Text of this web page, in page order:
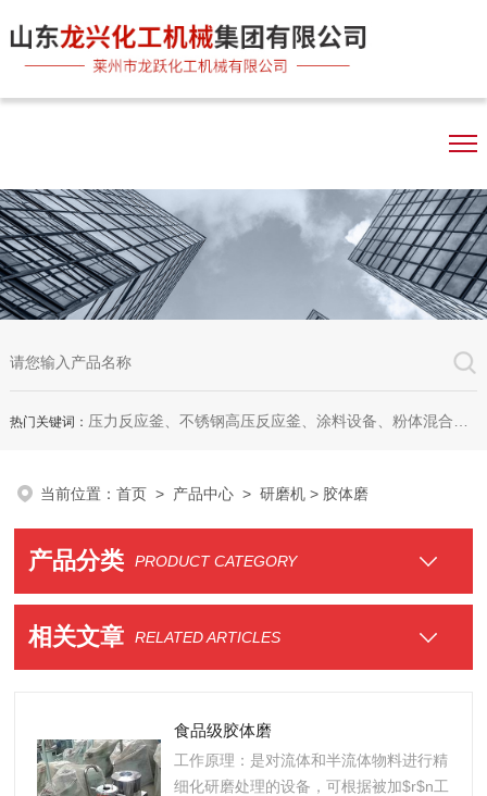
热门关键词： 压力反应釜、不锈钢高压反应釜、涂料设备、粉体混合机、双行星混合机、卧式砂磨机、实验室砂磨机
当前位置：首页 > 产品中心 >研磨机 > 胶体磨
产品分类 PRODUCT CATEGORY
相关文章 RELATED ARTICLES
食品级胶体磨
工作原理：是对流体和半流体物料进行精
细化研磨处理的设备，可根据被加$r$n工